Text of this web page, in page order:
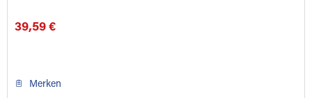
39,59 €
Merken